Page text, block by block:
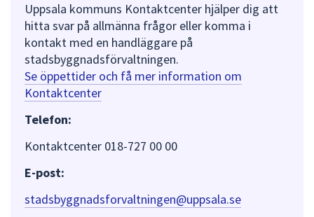
Uppsala kommuns Kontaktcenter hjälper dig att
hitta svar på allmänna frågor eller komma i
kontakt med en handläggare på
stadsbyggnadsförvaltningen.
Se öppettider och få mer information om
Kontaktcenter
Telefon:
Kontaktcenter 018-727 00 00
E-post:
stadsbyggnadsforvaltningen@uppsala.se